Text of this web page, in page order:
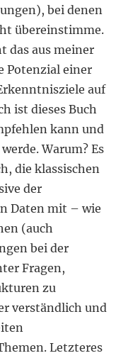
bei denen
übereinstimme.
das aus meiner
Potenzial einer
auf
ist dieses Buch
kann und
Warum? Es
die klassischen
der
Daten mit – wie
(auch
bei der
Fragen,
zu
verständlich und
Letzteres